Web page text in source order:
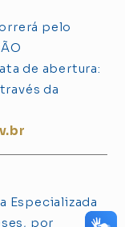
pelo
de abertura:
da
Especializada
por